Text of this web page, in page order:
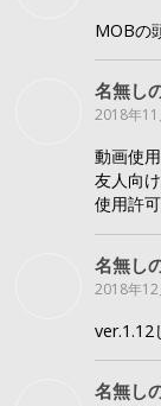
MOBの
名無し
2018年11
動画使
友人向
使用許
名無し
2018年12
ver.1.12
名無し